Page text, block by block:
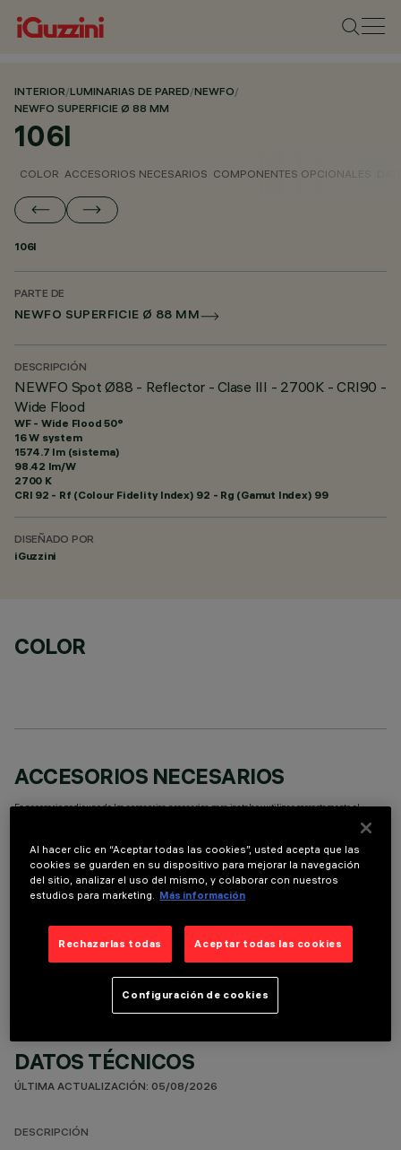
INTERIOR/LUMINARIAS DE PARED/NEWFO/
NEWFO SUPERFICIE Ø 88 MM
106I
COLOR ACCESORIOS NECESARIOS COMPONENTES OPCIONALES
106I
PARTE DE
NEWFO SUPERFICIE Ø 88 MM
DESCRIPCIÓN
NEWFO Spot Ø88 - Reflector - Clase III - 2700K - CRI90 -
Wide Flood
WF - Wide Flood 50°
16 W system
1574.7 lm (sistema)
98.42 lm/W
2700 K
CRI 92 - Rf (Colour Fidelity Index) 92 - Rg (Gamut Index) 99
DISEÑADO POR
iGuzzini
COLOR
ACCESORIOS NECESARIOS
Es necesario pedir uno de los accesorios necesarios para instalar y utilizar correctamente el
COMPONENTES OPCIONALES
DATOS TÉCNICOS
ÚLTIMA ACTUALIZACIÓN: 05/08/2026
DESCRIPCIÓN
Al hacer clic en “Aceptar todas las cookies”, usted acepta que las
cookies se guarden en su dispositivo para mejorar la navegación
del sitio, analizar el uso del mismo, y colaborar con nuestros
estudios para marketing. Más información
Rechazarlas todas Aceptar todas las cookies
Configuración de cookies